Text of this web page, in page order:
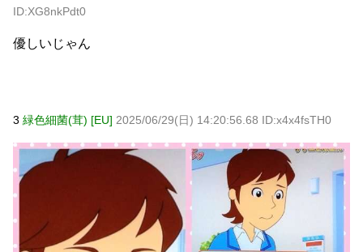
ID:XG8nkPdt0
優しいじゃん
3 緑色細菌(茸) [EU] 2025/06/29(日) 14:20:56.68 ID:x4x4fsTH0